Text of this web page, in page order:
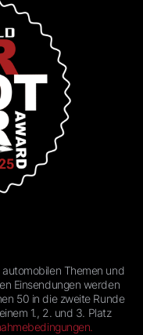
Themen und
Einsendungen werden
50 in die zweite Runde
1., 2. und 3. Platz